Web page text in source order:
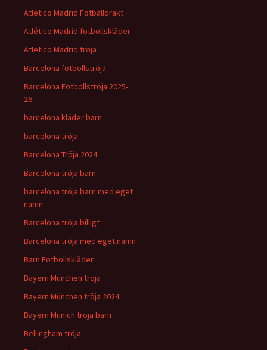
Atletico Madrid Fotballdrakt
Atlético Madrid fotbollskläder
Atletico Madrid tröja
Barcelona fotbollströja
Barcelona Fotbollströja 2025-
26
barcelona kläder barn
barcelona tröja
Barcelona Tröja 2024
Barcelona tröja barn
barcelona tröja barn med eget
namn
Barcelona tröja billigt
Barcelona tröja med eget namn
Barn Fotbollskläder
Bayern München tröja
Bayern München tröja 2024
Bayern Munich tröja barn
Bellingham tröja